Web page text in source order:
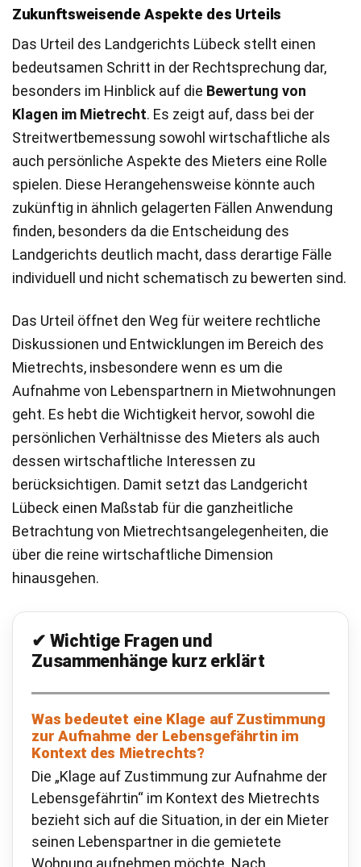
Zukunftsweisende Aspekte des Urteils
Das Urteil des Landgerichts Lübeck stellt einen
bedeutsamen Schritt in der Rechtsprechung dar,
besonders im Hinblick auf die Bewertung von
Klagen im Mietrecht. Es zeigt auf, dass bei der
Streitwertbemessung sowohl wirtschaftliche als
auch persönliche Aspekte des Mieters eine Rolle
spielen. Diese Herangehensweise könnte auch
zukünftig in ähnlich gelagerten Fällen Anwendung
finden, besonders da die Entscheidung des
Landgerichts deutlich macht, dass derartige Fälle
individuell und nicht schematisch zu bewerten sind.
Das Urteil öffnet den Weg für weitere rechtliche
Diskussionen und Entwicklungen im Bereich des
Mietrechts, insbesondere wenn es um die
Aufnahme von Lebenspartnern in Mietwohnungen
geht. Es hebt die Wichtigkeit hervor, sowohl die
persönlichen Verhältnisse des Mieters als auch
dessen wirtschaftliche Interessen zu
berücksichtigen. Damit setzt das Landgericht
Lübeck einen Maßstab für die ganzheitliche
Betrachtung von Mietrechtsangelegenheiten, die
über die reine wirtschaftliche Dimension
hinausgehen.
✔ Wichtige Fragen und
Zusammenhänge kurz erklärt
Was bedeutet eine Klage auf Zustimmung
zur Aufnahme der Lebensgefährtin im
Kontext des Mietrechts?
Die „Klage auf Zustimmung zur Aufnahme der
Lebensgefährtin“ im Kontext des Mietrechts
bezieht sich auf die Situation, in der ein Mieter
seinen Lebenspartner in die gemietete